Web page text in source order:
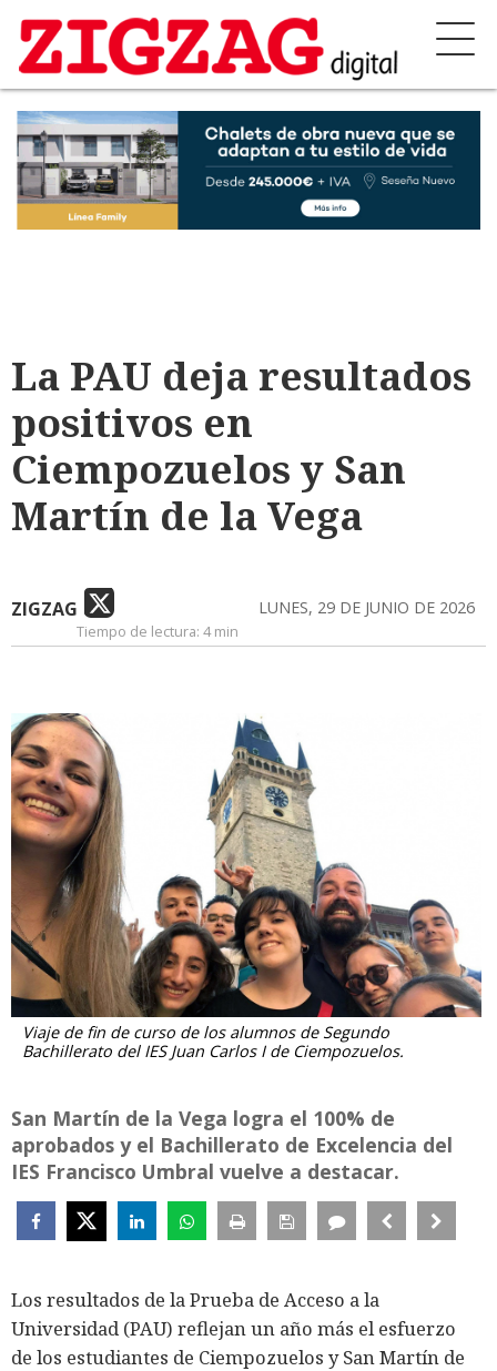
La PAU deja resultados
positivos en
Ciempozuelos y San
Martín de la Vega
ZIGZAG LUNES, 29 DE JUNIO DE 2026
Tiempo de lectura: 4 min
Viaje de fin de curso de los alumnos de Segundo
Bachillerato del IES Juan Carlos I de Ciempozuelos.
San Martín de la Vega logra el 100% de
aprobados y el Bachillerato de Excelencia del
IES Francisco Umbral vuelve a destacar.
Los resultados de la Prueba de Acceso a la
Universidad (PAU) reflejan un año más el esfuerzo
de los estudiantes de Ciempozuelos y San Martín de